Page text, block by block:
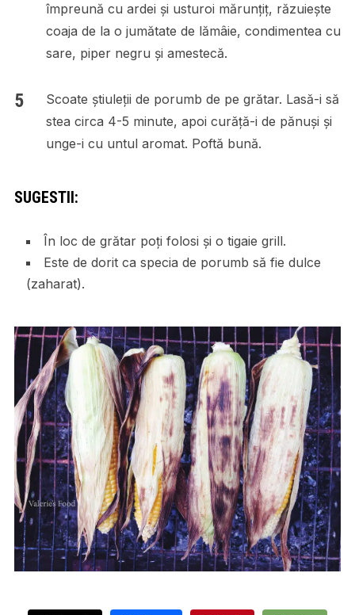
împreună cu ardei și usturoi mărunțiț, răzuiește
coaja de la o jumătate de lămâie, condimentea cu
sare, piper negru și amestecă.
Scoate știuleții de porumb de pe grătar. Lasă-i să
stea circa 4-5 minute, apoi curăță-i de pănuși și
unge-i cu untul aromat. Poftă bună.
SUGESTII:
În loc de grătar poți folosi și o tigaie grill.
Este de dorit ca specia de porumb să fie dulce
(zaharat).